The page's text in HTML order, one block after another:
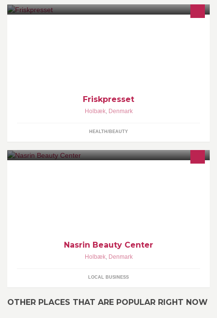
Friskpresset
Holbæk, Denmark
HEALTH/BEAUTY
Nasrin Beauty Center
Holbæk, Denmark
LOCAL BUSINESS
OTHER PLACES THAT ARE POPULAR RIGHT NOW